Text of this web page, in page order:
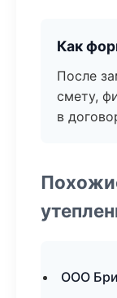
Как
После
смету,
в
ООО